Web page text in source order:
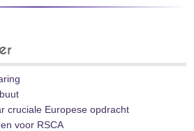
cruciale Europese opdracht
voor RSCA